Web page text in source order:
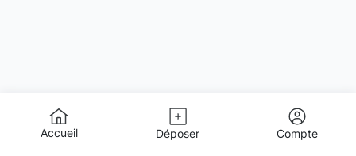
Accueil Déposer Compte